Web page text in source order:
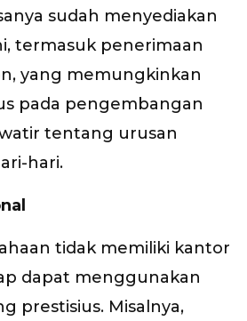
sudah menyediakan
termasuk penerimaan
yang memungkinkan
pada pengembangan
tentang urusan
hari.
tidak memiliki kantor
dapat menggunakan
prestisius. Misalnya,